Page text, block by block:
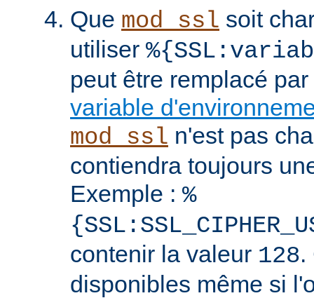
Que mod_ssl soit
utiliser
peut être remplacé
variable
mod_ssl n'est pas
contiendra toujours
Exemple : %
contenir la valeur 128.
disponibles même si